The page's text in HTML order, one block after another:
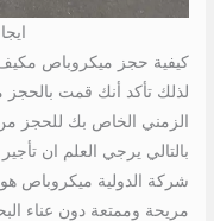
كيفية حجز ميكروباص
لذلك تأكد أنك قمت
الزمني الخاص بك للحجز من خلال
بالتالي يرجي العلم ان
شركة الدولية ميكروباص
مريحة وممتعة دون عناء